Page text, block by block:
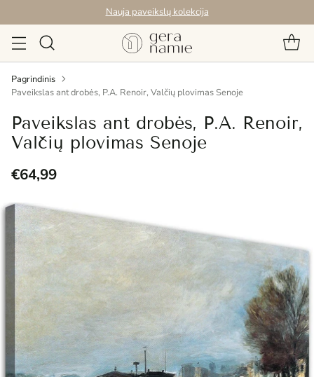
Nauja paveikslų kolekcija
Pagrindinis
Paveikslas ant drobės, P.A. Renoir, Valčių plovimas Senoje
Paveikslas ant drobės, P.A. Renoir,
Valčių plovimas Senoje
Reguliari
kaina
€64,99